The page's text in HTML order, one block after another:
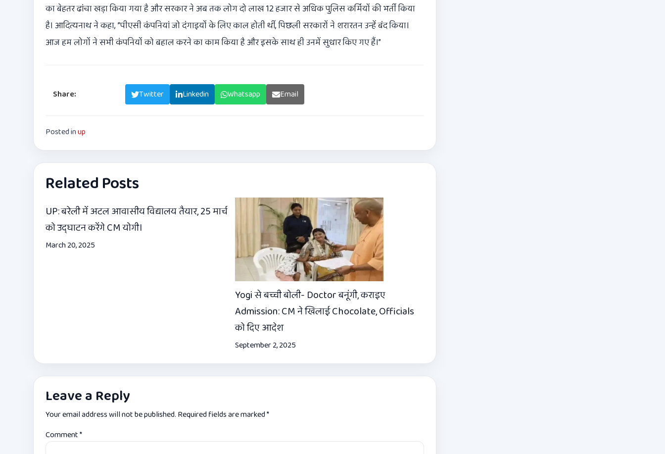
का बेहतर ढांचा खड़ा किया गया है और सरकार ने अब तक लोग दो लाख 12 हजार से अधिक पुलिस कर्मियों की भर्ती किया
है। आदित्यनाथ ने कहा, ”पीएसी कंपनियां जो दंगाइयों के लिए काल होती थीं, पिछली सरकारों ने शरारतन उन्हें बंद किया।
आज हम लोगों ने सभी कंपनियों को बहाल करने का काम किया है और इसके साथ ही उनमें सुधार किए गए हैं।”
Share: Twitter Linkedin Whatsapp Email
Posted inup
Related Posts
UP: बरेली में अटल आवासीय विद्यालय तैयार, 25 मार्च
को उद्घाटन करेंगे CM योगी।
March 20, 2025
Yogi से बच्ची बोली- Doctor बनूंगी, कराइए
Admission: CM ने खिलाई Chocolate, Officials
को दिए आदेश
September 2, 2025
Leave a Reply
Your email address will not be published. Required fields are marked*
Comment*